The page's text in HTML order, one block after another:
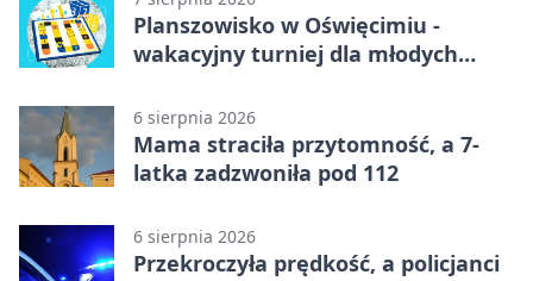
Planszowisko w Oświęcimiu -
wakacyjny turniej dla młodych
6 sierpnia 2026
Mama straciła przytomność, a 7-
latka zadzwoniła pod 112
6 sierpnia 2026
Przekroczyła prędkość, a policjanci